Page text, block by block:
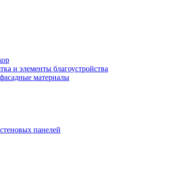
и элементы благоустройства
материалы
панелей